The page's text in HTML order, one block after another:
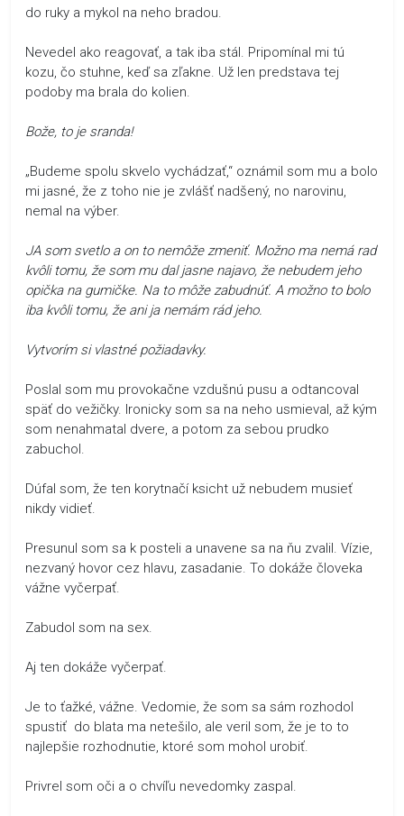
do ruky a mykol na neho bradou.
Nevedel ako reagovať, a tak iba stál. Pripomínal mi tú
kozu, čo stuhne, keď sa zľakne. Už len predstava tej
podoby ma brala do kolien.
Bože, to je sranda!
„Budeme spolu skvelo vychádzať,“ oznámil som mu a bolo
mi jasné, že z toho nie je zvlášť nadšený, no narovinu,
nemal na výber.
JA som svetlo a on to nemôže zmeniť. Možno ma nemá rad
kvôli tomu, že som mu dal jasne najavo, že nebudem jeho
opička na gumičke. Na to môže zabudnúť. A možno to bolo
iba kvôli tomu, že ani ja nemám rád jeho.
Vytvorím si vlastné požiadavky.
Poslal som mu provokačne vzdušnú pusu a odtancoval
späť do vežičky. Ironicky som sa na neho usmieval, až kým
som nenahmatal dvere, a potom za sebou prudko
zabuchol.
Dúfal som, že ten korytnačí ksicht už nebudem musieť
nikdy vidieť.
Presunul som sa k posteli a unavene sa na ňu zvalil. Vízie,
nezvaný hovor cez hlavu, zasadanie. To dokáže človeka
vážne vyčerpať.
Zabudol som na sex.
Aj ten dokáže vyčerpať.
Je to ťažké, vážne. Vedomie, že som sa sám rozhodol
spustiť do blata ma netešilo, ale veril som, že je to to
najlepšie rozhodnutie, ktoré som mohol urobiť.
Privrel som oči a o chvíľu nevedomky zaspal.